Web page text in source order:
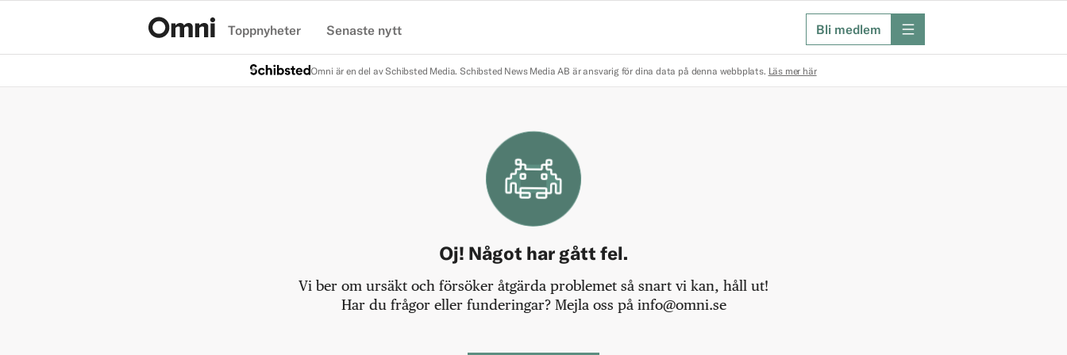
Toppnyheter Senaste nytt Bli medlem meny
Omni är en del av Schibsted Media. Schibsted News Media AB är ansvarig för dina data på denna webbplats. Läs mer här
Oj! Något har gått fel.
Vi ber om ursäkt och försöker åtgärda problemet så snart vi kan, håll ut!
Har du frågor eller funderingar? Mejla oss på info@omni.se